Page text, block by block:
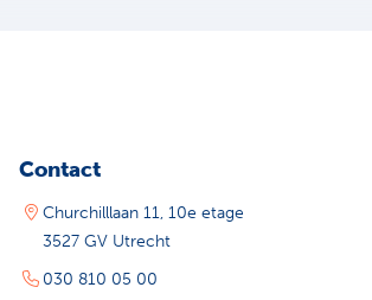
Contact
Churchilllaan 11, 10e etage
3527 GV Utrecht
030 810 05 00